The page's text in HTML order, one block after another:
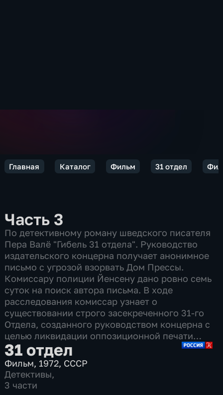
Главная Каталог Фильм 31 отдел
Часть 3
По детективному роману шведского писателя
Пера Валё "Гибель 31 отдела". Руководство
издательского концерна получает анонимное
письмо с угрозой взорвать Дом Прессы.
Комиссару полиции Йенсену дано ровно семь
суток на поиск автора письма. В ходе
расследования комиссар узнает о
существовании строго засекреченного 31-го
Отдела, созданного руководством концерна с
целью ликвидации оппозиционной печати…
31 отдел
Фильм, 1972, СССР
Детективы,
3 части